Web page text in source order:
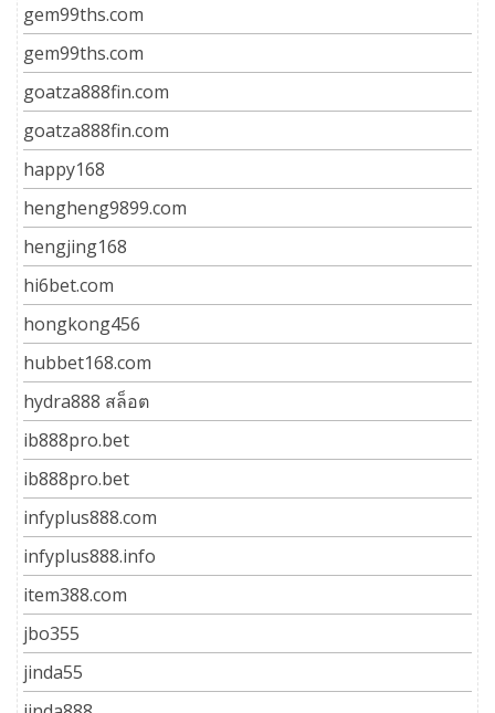
gem99ths.com
gem99ths.com
goatza888fin.com
goatza888fin.com
happy168
hengheng9899.com
hengjing168
hi6bet.com
hongkong456
hubbet168.com
hydra888 สล็อต
ib888pro.bet
ib888pro.bet
infyplus888.com
infyplus888.info
item388.com
jbo355
jinda55